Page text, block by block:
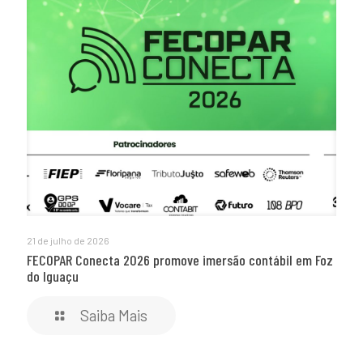
21 de julho de 2026
FECOPAR Conecta 2026 promove imersão contábil em Foz
do Iguaçu
Saiba Mais